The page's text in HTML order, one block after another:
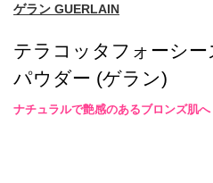
ゲラン GUERLAIN
テラコッタフォーシ
パウダー (ゲラン)
ナチュラルで艶感のあるブロンズ肌へ